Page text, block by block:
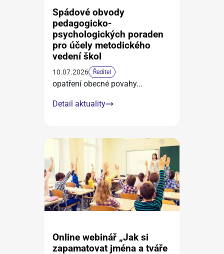
Spádové obvody
pedagogicko-
psychologických poraden
pro účely metodického
vedení škol
10.07.2026 Ředitel
opatření obecné povahy...
Detail aktuality
Online webinář „Jak si
zapamatovat jména a tváře